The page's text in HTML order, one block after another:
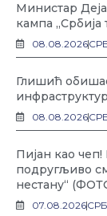
Министар
кампа „Србија
08.08.2026
Глишић
08.08.2026
Пијан као чеп!
подругљиво
нестану“
07.08.2026